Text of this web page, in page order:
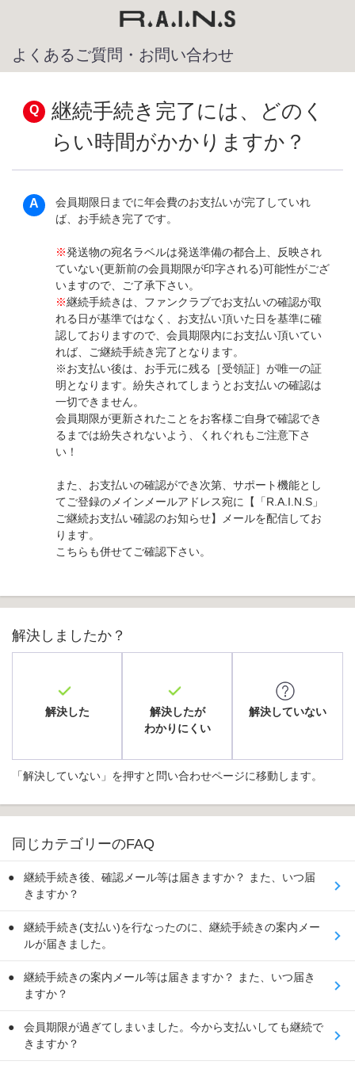
よくあるご質問・お問い合わせ
継続手続き完了には、どのく
らい時間がかかりますか？
会員期限日までに年会費のお支払いが完了していれ
ば、お手続き完了です。
※発送物の宛名ラベルは発送準備の都合上、反映され
ていない(更新前の会員期限が印字される)可能性がござ
いますので、ご了承下さい。
※継続手続きは、ファンクラブでお支払いの確認が取
れる日が基準ではなく、お支払い頂いた日を基準に確
認しておりますので、会員期限内にお支払い頂いてい
れば、ご継続手続き完了となります。
※お支払い後は、お手元に残る［受領証］が唯一の証
明となります。紛失されてしまうとお支払いの確認は
一切できません。
会員期限が更新されたことをお客様ご自身で確認でき
るまでは紛失されないよう、くれぐれもご注意下さ
い！
また、お支払いの確認ができ次第、サポート機能とし
てご登録のメインメールアドレス宛に【「R.A.I.N.S」
ご継続お支払い確認のお知らせ】メールを配信してお
ります。
こちらも併せてご確認下さい。
解決しましたか？
解決した
解決したが
わかりにくい
解決していない
「解決していない」を押すと問い合わせページに移動します。
同じカテゴリーのFAQ
継続手続き後、確認メール等は届きますか？ また、いつ届
きますか？
継続手続き(支払い)を行なったのに、継続手続きの案内メー
ルが届きました。
継続手続きの案内メール等は届きますか？ また、いつ届き
ますか？
会員期限が過ぎてしまいました。今から支払いしても継続で
きますか？